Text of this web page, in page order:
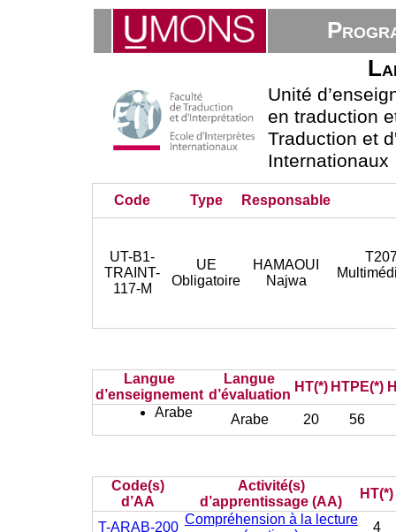
Unité
en traduction
Traduction et
Internationaux
Code Type Responsable
UT-B1-
TRAINT-
117-M
UE
Obligatoire
HAMAOUI
Najwa
Langue
d’enseignement
Langue
d’évaluation
HT(*) HTPE(*)
Arabe
Arabe 20 56
Code(s)
d’AA
Activité(s)
d’apprentissage (AA)
HT(*)
T-ARAB-200
Compréhension à la lecture
4